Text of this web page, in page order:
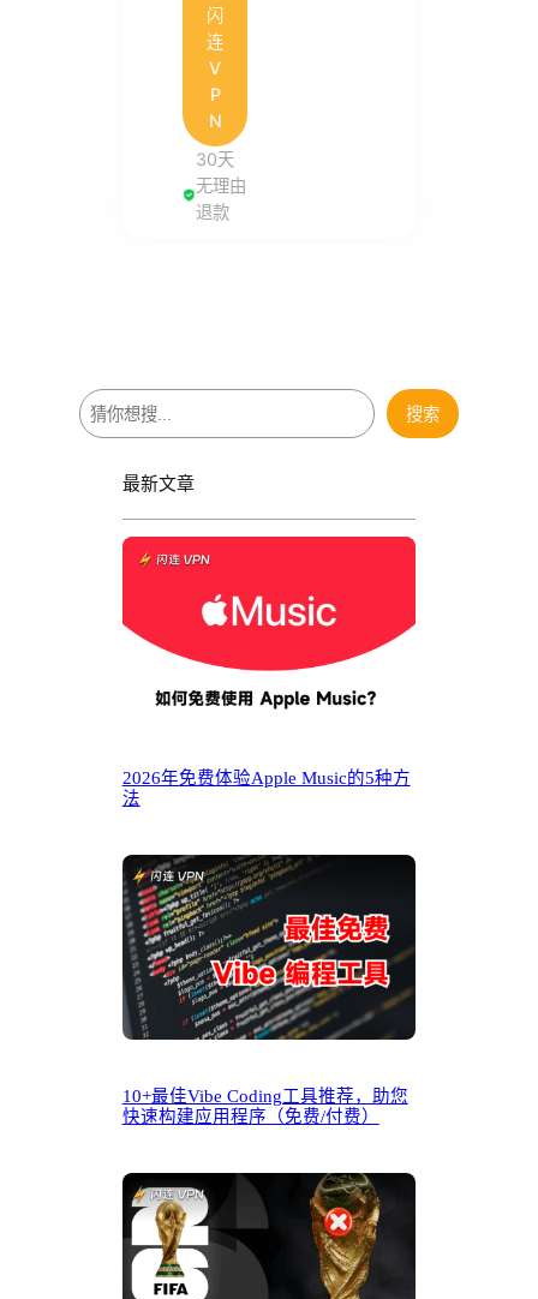
闪
连
V
P
N
30天
无理由
退款
搜
索
搜索
最新文章
2026年免费体验Apple Music的5种方
法
10+最佳Vibe Coding工具推荐，助您
快速构建应用程序（免费/付费）